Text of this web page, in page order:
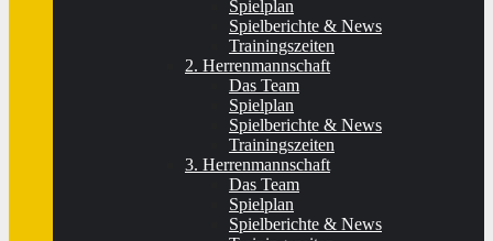
Spielplan
Spielberichte & News
Trainingszeiten
2. Herrenmannschaft
Das Team
Spielplan
Spielberichte & News
Trainingszeiten
3. Herrenmannschaft
Das Team
Spielplan
Spielberichte & News